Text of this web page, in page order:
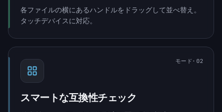
各ファイルの横にあるハンドルをドラッグして並べ替え。
タッチデバイスに対応。
モード ·02
スマートな互換性チェック